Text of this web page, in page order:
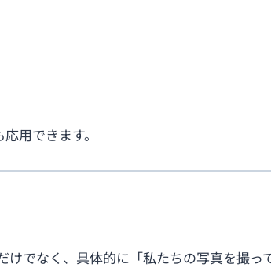
用できます。
でなく、具体的に「私たちの写真を撮っ